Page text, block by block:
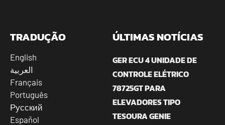
TRADUÇÃO
English
العربية
Français
Português
Русский
Español
ÚLTIMAS NOTÍCIAS
GER ECU 4 UNIDADE DE
CONTROLE ELÉTRICO
78725GT PARA
ELEVADORES TIPO
TESOURA GENIE